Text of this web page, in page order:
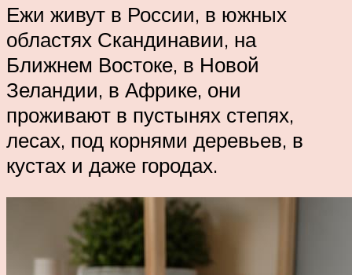
Ежи живут в России, в южных
областях Скандинавии, на
Ближнем Востоке, в Новой
Зеландии, в Африке, они
проживают в пустынях степях,
лесах, под корнями деревьев, в
кустах и даже городах.